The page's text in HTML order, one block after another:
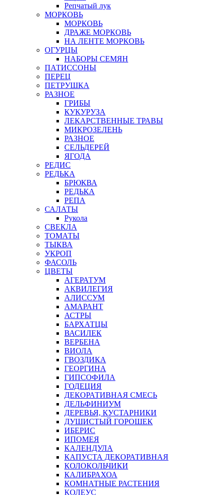
Репчатый лук
МОРКОВЬ
МОРКОВЬ
ДРАЖЕ МОРКОВЬ
НА ЛЕНТЕ МОРКОВЬ
ОГУРЦЫ
НАБОРЫ СЕМЯН
ПАТИССОНЫ
ПЕРЕЦ
ПЕТРУШКА
РАЗНОЕ
ГРИБЫ
КУКУРУЗА
ЛЕКАРСТВЕННЫЕ ТРАВЫ
МИКРОЗЕЛЕНЬ
РАЗНОЕ
СЕЛЬДЕРЕЙ
ЯГОДА
РЕДИС
РЕДЬКА
БРЮКВА
РЕДЬКА
РЕПА
САЛАТЫ
Рукола
СВЕКЛА
ТОМАТЫ
ТЫКВА
УКРОП
ФАСОЛЬ
ЦВЕТЫ
АГЕРАТУМ
АКВИЛЕГИЯ
АЛИССУМ
АМАРАНТ
АСТРЫ
БАРХАТЦЫ
ВАСИЛЕК
ВЕРБЕНА
ВИОЛА
ГВОЗДИКА
ГЕОРГИНА
ГИПСОФИЛА
ГОДЕЦИЯ
ДЕКОРАТИВНАЯ СМЕСЬ
ДЕЛЬФИНИУМ
ДЕРЕВЬЯ, КУСТАРНИКИ
ДУШИСТЫЙ ГОРОШЕК
ИБЕРИС
ИПОМЕЯ
КАЛЕНДУЛА
КАПУСТА ДЕКОРАТИВНАЯ
КОЛОКОЛЬЧИКИ
КАЛИБРАХОА
КОМНАТНЫЕ РАСТЕНИЯ
КОЛЕУС